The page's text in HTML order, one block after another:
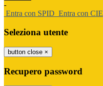
-
Entra con SPID Entra con CIE
Seleziona utente
button close ×
Recupero password